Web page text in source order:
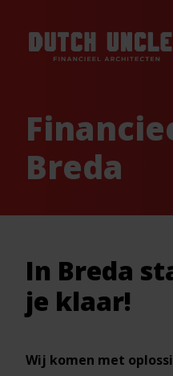
Breda
In Breda
je klaar!
Wij komen met